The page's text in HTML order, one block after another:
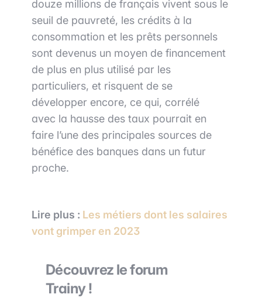
douze millions de français vivent sous le
seuil de pauvreté, les crédits à la
consommation et les prêts personnels
sont devenus un moyen de financement
de plus en plus utilisé par les
particuliers, et risquent de se
développer encore, ce qui, corrélé
avec la hausse des taux pourrait en
faire l’une des principales sources de
bénéfice des banques dans un futur
proche.
Lire plus : Les métiers dont les salaires
vont grimper en 2023
Découvrez le forum
Trainy !